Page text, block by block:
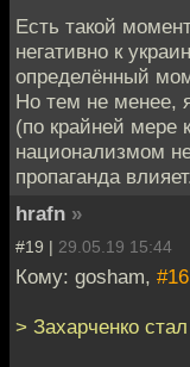
Есть такой
негативно к
определённый
Но тем не менее,
(по крайней мере
национализмом
пропаганда
hrafn »
#19 | 29.05.19 15:44
Кому: gosham, #16
> Захарченко